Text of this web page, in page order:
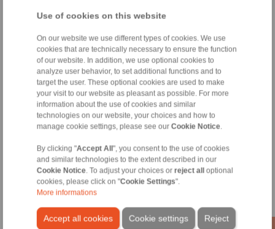
Use of cookies on this website
On our website we use different types of cookies. We use
cookies that are technically necessary to ensure the function
of our website. In addition, we use optional cookies to
analyze user behavior, to set additional functions and to
target the user. These optional cookies are used to make
your visit to our website as pleasant as possible. For more
information about the use of cookies and similar
technologies on our website, your choices and how to
manage cookie settings, please see our Cookie Notice
By clicking "Accept All", you consent to the use of cookies
and similar technologies to the extent described in our
Cookie Notice . To adjust your choices or reject alloptional
cookies, please click on "Cookie Settings".
More informations
Accept all cookies Reject
Cookie settings
Freins sur
commande
Version spéciale pour
taille 030
Ne pas utiliser pour
nouvelle construction
Accessoires
Coffret pneumatique
Câble de traction